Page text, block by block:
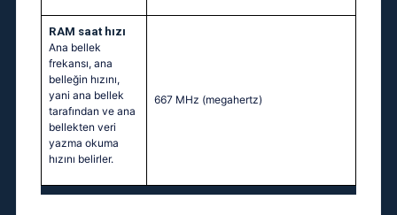
RAM saat hızı
Ana bellek
frekansı, ana
belleğin hızını,
yani ana bellek
tarafından ve ana
bellekten veri
yazma okuma
hızını belirler.
667 MHz (megahertz)